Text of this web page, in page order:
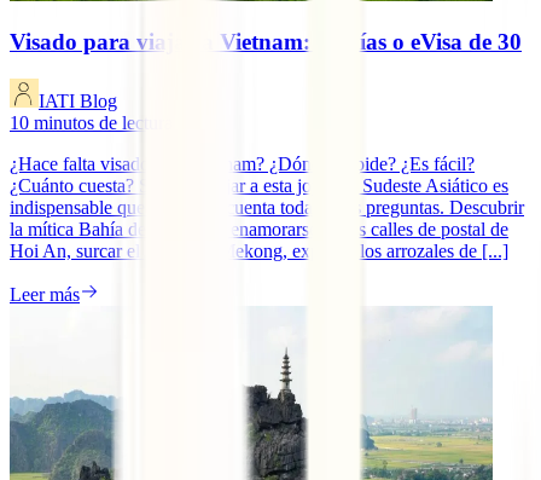
Visado para viajar a Vietnam: 15 días o eVisa de 30
IATI Blog
10 minutos de lectura
¿Hace falta visado para Vietnam? ¿Dónde se pide? ¿Es fácil?
¿Cuánto cuesta? Si vas a viajar a esta joya del Sudeste Asiático es
indispensable que tengas en cuenta todas estas preguntas. Descubrir
la mítica Bahía de Ha-Long, enamorarse de las calles de postal de
Hoi An, surcar el Delta del Mekong, explorar los arrozales de [...]
Leer más